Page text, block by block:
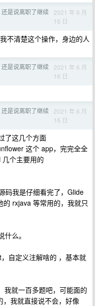
是说离职了继续
2021 年 6 月
16 日
不清楚这个操作，身边的人
是说离职了继续
2021 年 6 月
16 日
是说离职了继续
2021 年 6 月
16 日
了这几个方面
这个 app，完完全全
个主要用的
码我是仔细看完了，Glide
rxjava 等常用的，我就只
么。
自定义注解啥的 ，基本就
我就一百多题吧，可能面的
我就直接说不会，好像